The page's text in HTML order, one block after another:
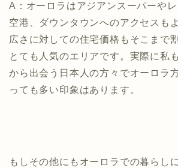
A：オーロラはアジアンスーパーやレ
空港、ダウンタウンへのアクセスも
広さに対しての住宅価格もそこまで
とても人気のエリアです。実際に私
から出会う日本人の方々でオーロラ
っても多い印象はあります。
もしその他にもオーロラでの暮らし